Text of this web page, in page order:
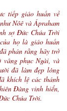
tiếp giáo huấn về
Nôê và Ápraham
sợ Đức Chúa Trời
họ là giáo huấn
phán rằng hãy trở
phục Ngài, và
đã làm đẹp lòng
khích lệ các thánh
Đàng vinh hiển,
Chúa Trời.